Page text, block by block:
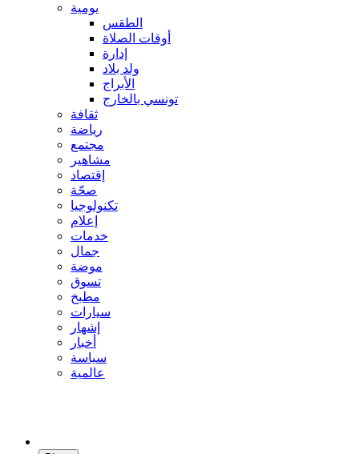
يومية
الطقس
أوقات الصلاة
إدارة
ولد بلاد
الأبراج
تونسي بالخارج
ثقافة
رياضة
مجتمع
مشاهير
إقتصاد
صحّة
تكنولوجيا
إعلام
خدمات
جمال
موضة
تسوق
مطبخ
سيارات
إشهار
أخبار
سياسة
عالمية